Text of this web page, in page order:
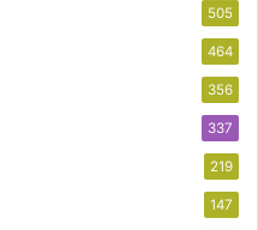
505
464
356
337
219
147